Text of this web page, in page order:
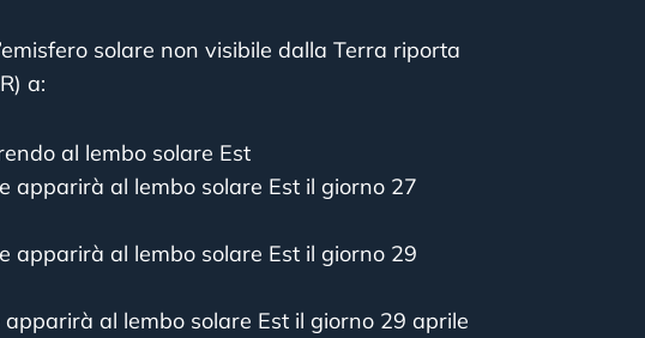
solare non visibile dalla Terra riporta
a:
al lembo solare Est
apparirà al lembo solare Est il giorno 27
apparirà al lembo solare Est il giorno 29
al lembo solare Est il giorno 29 aprile